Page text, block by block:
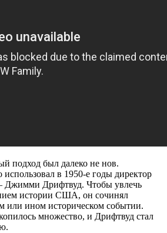
подход был далеко не нов.
в 1950-е годы директор
Джимми Дрифтвуд. Чтобы увлечь
истории США, он сочинял
или ином историческом событии.
множество, и Дрифтвуд стал